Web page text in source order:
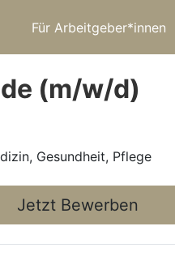
Für Arbeitgeber*innen
(m/w/d)
Gesundheit, Pflege
Jetzt Bewerben